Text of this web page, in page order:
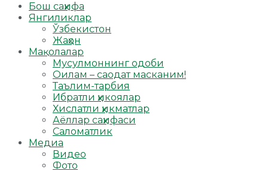
Бош саҳифа
Янгиликлар
Ўзбекистон
Жаҳон
Мақолалар
Мусулмоннинг одоби
Оилам – саодат масканим!
Таълим-тарбия
Ибратли ҳикоялар
Хислатли ҳикматлар
Аёллар саҳифаси
Саломатлик
Медиа
Видео
Фото